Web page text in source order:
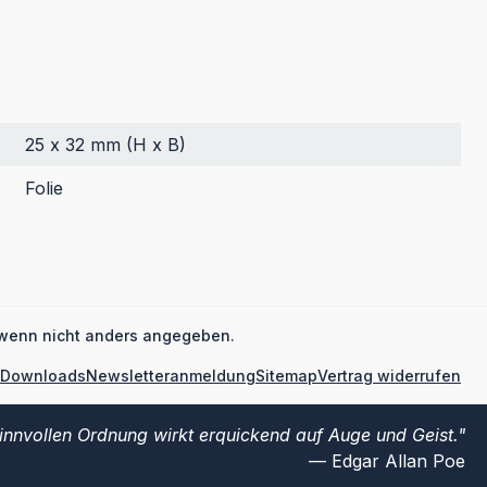
25 x 32 mm (H x B)
Folie
nicht anders angegeben.
DownloadsNewsletteranmeldungSitemapVertrag widerrufen
Ordnung wirkt erquickend auf Auge und Geist.
Edgar Allan Poe